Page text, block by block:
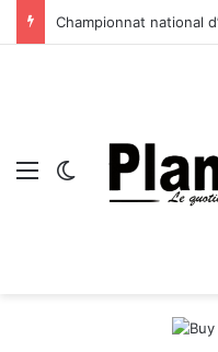
Menu Switch skin